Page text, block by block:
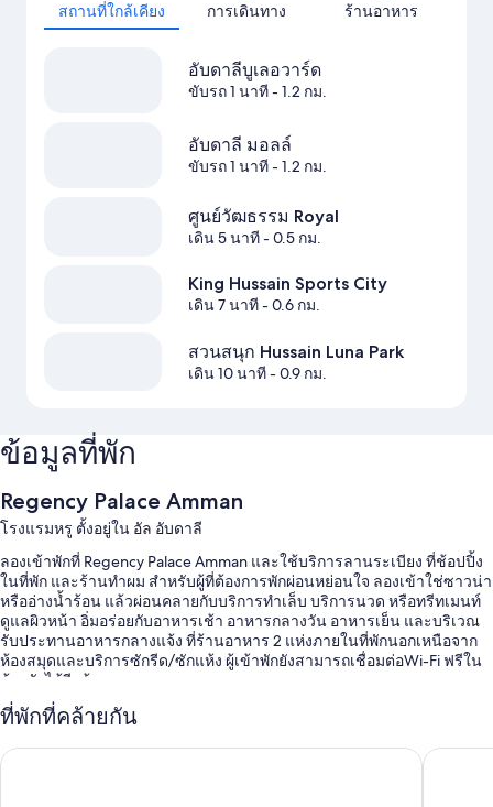
สถานที่ใกล้เคียง การเดินทาง ร้านอาหาร
อับดาลีบูเลอวาร์ด
ขับรถ 1 นาที- 1.2 กม.
อับดาลี มอลล์
ขับรถ 1 นาที- 1.2 กม.
ศูนย์วัฒธรรม Royal
เดิน 5 นาที- 0.5 กม.
King Hussain Sports City
เดิน 7 นาที- 0.6 กม.
สวนสนุก Hussain Luna Park
เดิน 10 นาที- 0.9 กม.
ข้อมูลที่พัก
Regency Palace Amman
โรงแรมหรู ตั้งอยู่ใน อัล อับดาลี
ลองเข้าพักที่ Regency Palace Amman และใช้บริการลานระเบียง ที่ช้อปปิ้ง
ในที่พัก และร้านทำผม สำหรับผู้ที่ต้องการพักผ่อนหย่อนใจ ลองเข้าใช่ซาวน่า
หรืออ่างน้ำร้อน แล้วผ่อนคลายกับบริการทำเล็บ บริการนวด หรือทรีทเมนท์
ดูแลผิวหน้า อิ่มอร่อยกับอาหารเช้า อาหารกลางวัน อาหารเย็น และบริเวณ
รับประทานอาหารกลางแจ้ง ที่ร้านอาหาร 2 แห่งภายในที่พักนอกเหนือจาก
ห้องสมุดและบริการซักรีด/ซักแห้ง ผู้เข้าพักยังสามารถเชื่อมต่อWi-Fi ฟรีใน
ห้องพักได้อีกด้วย
สิทธิประโยชน์อื่นๆ ของโรงแรมแห่งนี้ ได้แก่
สระว่ายน้ำในร่ม
ที่พักที่คล้ายกัน
จี โฮเทล Amman